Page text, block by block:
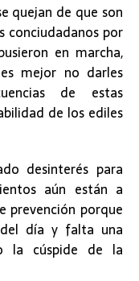
quejan de que son
conciudadanos por
en marcha,
mejor no darles
de estas
de los ediles
desinterés para
aún están a
prevención porque
día y falta una
la cúspide de la